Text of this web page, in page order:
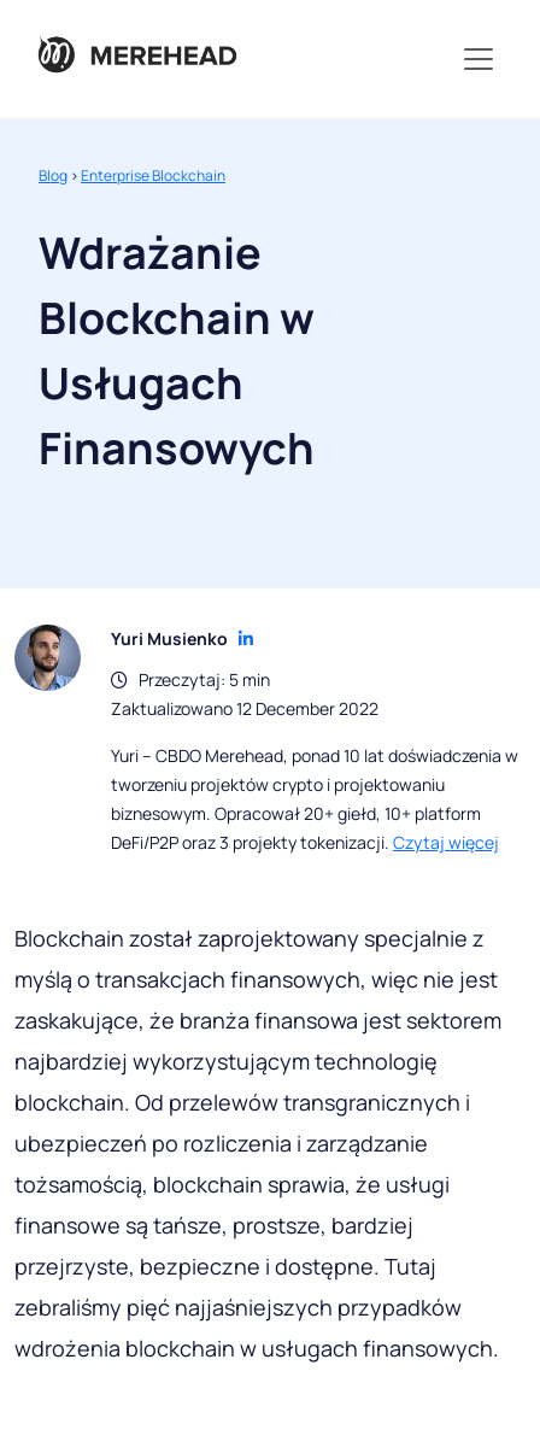
Blog >Enterprise Blockchain
Wdrażanie
Blockchain w
Usługach
Finansowych
Yuri Musienko
Przeczytaj: 5 min
Zaktualizowano 12 December 2022
Yuri – CBDO Merehead, ponad 10 lat doświadczenia w
tworzeniu projektów crypto i projektowaniu
biznesowym. Opracował 20+ giełd, 10+ platform
DeFi/P2P oraz 3 projekty tokenizacji. Czytaj więcej
Blockchain został zaprojektowany specjalnie z
myślą o transakcjach finansowych, więc nie jest
zaskakujące, że branża finansowa jest sektorem
najbardziej wykorzystującym technologię
blockchain. Od przelewów transgranicznych i
ubezpieczeń po rozliczenia i zarządzanie
tożsamością, blockchain sprawia, że usługi
finansowe są tańsze, prostsze, bardziej
przejrzyste, bezpieczne i dostępne. Tutaj
zebraliśmy pięć najjaśniejszych przypadków
wdrożenia blockchain w usługach finansowych.